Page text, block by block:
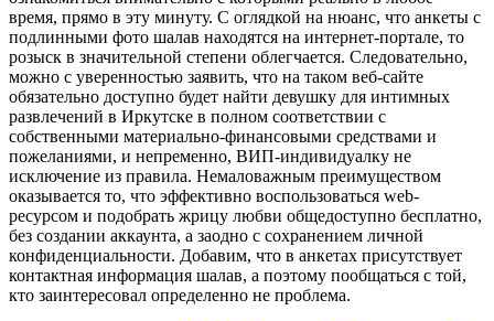
время, прямо в эту минуту. С оглядкой на нюанс, что анкеты с
подлинными фото шалав находятся на интернет-портале, то
розыск в значительной степени облегчается. Следовательно,
можно с уверенностью заявить, что на таком веб-сайте
обязательно доступно будет найти девушку для интимных
развлечений в Иркутске в полном соответствии с
собственными материально-финансовыми средствами и
пожеланиями, и непременно, ВИП-индивидуалку не
исключение из правила. Немаловажным преимуществом
оказывается то, что эффективно воспользоваться web-
ресурсом и подобрать жрицу любви общедоступно бесплатно,
без создании аккаунта, а заодно с сохранением личной
конфиденциальности. Добавим, что в анкетах присутствует
контактная информация шалав, а поэтому пообщаться с той,
кто заинтересовал определенно не проблема.